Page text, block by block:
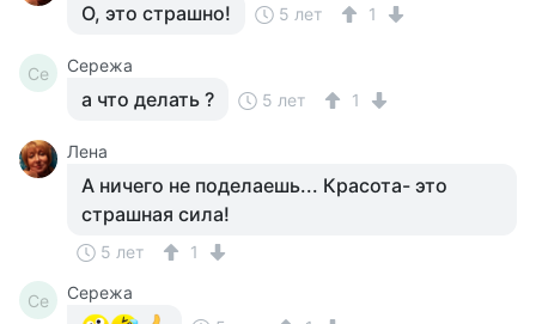
О, это страшно! 5 лет 1
Се Сережа
а что делать ? 5 лет 1
Лена
А ничего не поделаешь... Красота- это
страшная сила!
5 лет 1
Се
Сережа